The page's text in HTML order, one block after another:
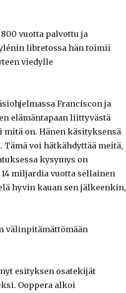
vuotta palvottu ja
libretossa hän toimii
viedylle
Franciscon ja
elämäntapaan liittyvästä
on. Hänen käsityksensä
Tämä voi hätkähdyttää meitä,
kysymys on
miljardia vuotta sellainen
hyvin kauan sen jälkeenkin,
välinpitämättömään
esityksen osatekijät
Ooppera alkoi